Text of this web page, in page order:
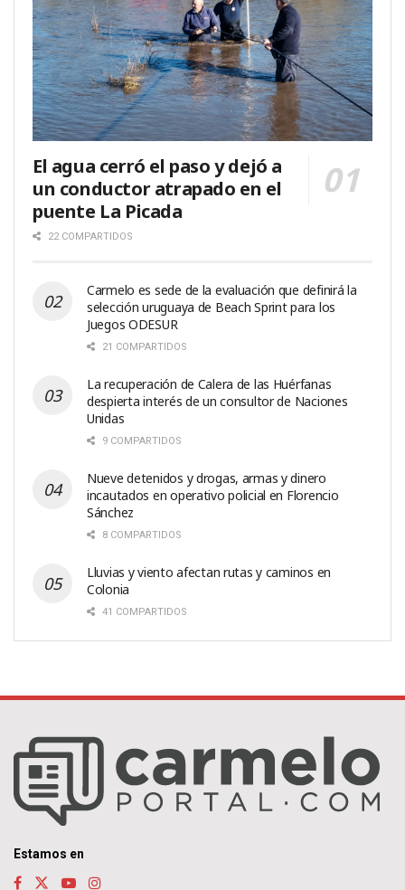
El agua cerró el paso y dejó a
un conductor atrapado en el
puente La Picada
22 COMPARTIDOS
Carmelo es sede de la evaluación que definirá la
selección uruguaya de Beach Sprint para los
Juegos ODESUR
21 COMPARTIDOS
La recuperación de Calera de las Huérfanas
despierta interés de un consultor de Naciones
Unidas
9 COMPARTIDOS
Nueve detenidos y drogas, armas y dinero
incautados en operativo policial en Florencio
Sánchez
8 COMPARTIDOS
Lluvias y viento afectan rutas y caminos en
Colonia
41 COMPARTIDOS
Estamos en